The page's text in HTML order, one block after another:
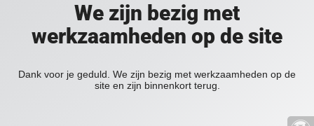
We zijn bezig met
werkzaamheden op de site
Dank voor je geduld. We zijn bezig met werkzaamheden op de
site en zijn binnenkort terug.